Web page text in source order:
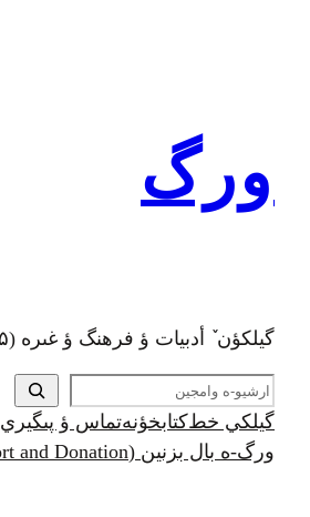
ورگ
گيلکؤن ٚ أدبیات ؤ فرهنگ ؤ غىره (۲۰۰۵ تايسه)
ج
س
ت
ج
گيلکي خطکتابخؤنهتماس ؤ پىگيري
ورگ-ه بال بزنين (Support and Donation)